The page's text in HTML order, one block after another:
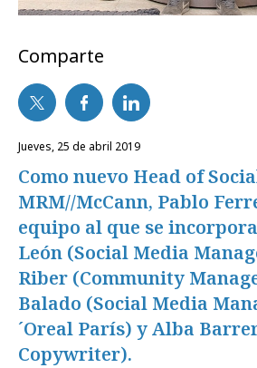
Comparte
jueves, 25 de abril 2019
Como nuevo Head of
MRM//McCann, Pablo
equipo al que se
León (Social Media
Riber (Community
Balado (Social Media
´Oreal París) y Alba
Copywriter).